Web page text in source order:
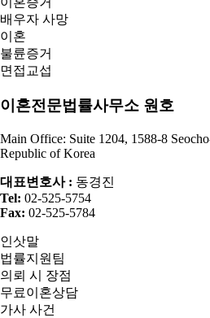
배우자 사망
이혼
불륜증거
면접교섭
이혼전문법률사무소 원호
Main Office: Suite 1204, 1588-8
Republic of Korea
대표변호사 : 동경진
Tel: 02-525-5754
Fax: 02-525-5784
인삿말
법률지원팀
의뢰 시 장점
무료이혼상담
가사 사건